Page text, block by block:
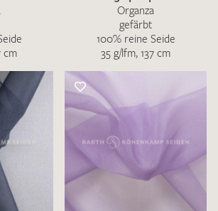
cm
Organza
gefärbt
100% reine Seide
35 g/lfm, 137 cm